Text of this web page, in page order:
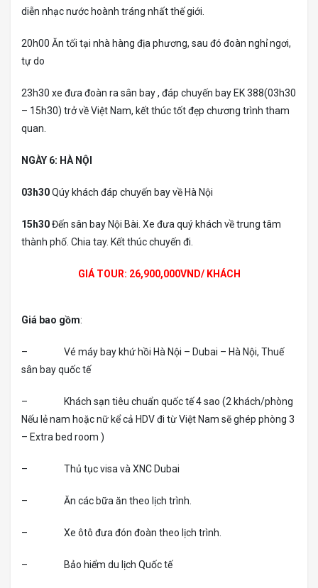
diễn nhạc nước hoành tráng nhất thế giới.
20h00 Ăn tối tại nhà hàng địa phương, sau đó đoàn nghỉ ngơi,
tự do
23h30 xe đưa đoàn ra sân bay , đáp chuyến bay EK 388(03h30
– 15h30) trở về Việt Nam, kết thúc tốt đẹp chương trình tham
quan.
NGÀY 6: HÀ NỘI
03h30Qúy khách đáp chuyến bay về Hà Nội
15h30Đến sân bay Nội Bài. Xe đưa quý khách về trung tâm
thành phố. Chia tay. Kết thúc chuyến đi.
GIÁ TOUR: 26,900,000VND/ KHÁCH
Giá bao gồm:
– Vé máy bay khứ hồi Hà Nội – Dubai – Hà Nội, Thuế
sân bay quốc tế
– Khách sạn tiêu chuẩn quốc tế 4 sao (2 khách/phòng
Nếu lẻ nam hoặc nữ kể cả HDV đi từ Việt Nam sẽ ghép phòng 3
– Extra bed room )
– Thủ tục visa và XNC Dubai
– Ăn các bữa ăn theo lịch trình.
– Xe ôtô đưa đón đoàn theo lịch trình.
– Bảo hiểm du lịch Quốc tế